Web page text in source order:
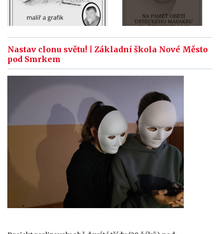
Nastav clonu světu! | Základní škola Nové Město
pod Smrkem